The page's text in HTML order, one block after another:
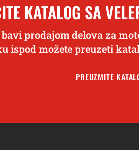
KATALOG SA
prodajom delova za
ispod možete preuzeti
PREUZMITE